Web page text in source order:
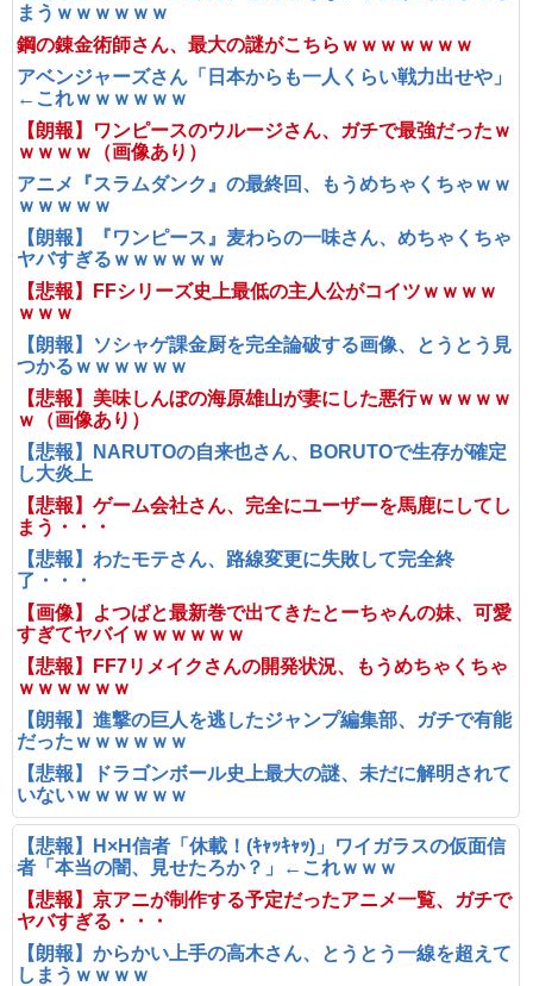
まうｗｗｗｗｗｗ
鋼の錬金術師さん、最大の謎がこちらｗｗｗｗｗｗｗ
アベンジャーズさん「日本からも一人くらい戦力出せや」
←これｗｗｗｗｗｗ
【朗報】ワンピースのウルージさん、ガチで最強だったｗ
ｗｗｗｗ（画像あり）
アニメ『スラムダンク』の最終回、もうめちゃくちゃｗｗ
ｗｗｗｗｗ
【朗報】『ワンピース』麦わらの一味さん、めちゃくちゃ
ヤバすぎるｗｗｗｗｗｗ
【悲報】FFシリーズ史上最低の主人公がコイツｗｗｗｗ
ｗｗｗ
【朗報】ソシャゲ課金厨を完全論破する画像、とうとう見
つかるｗｗｗｗｗｗ
【悲報】美味しんぼの海原雄山が妻にした悪行ｗｗｗｗｗ
ｗ（画像あり）
【悲報】NARUTOの自来也さん、BORUTOで生存が確定
し大炎上
【悲報】ゲーム会社さん、完全にユーザーを馬鹿にしてし
まう・・・
【悲報】わたモテさん、路線変更に失敗して完全終
了・・・
【画像】よつばと最新巻で出てきたとーちゃんの妹、可愛
すぎてヤバイｗｗｗｗｗｗ
【悲報】FF7リメイクさんの開発状況、もうめちゃくちゃ
ｗｗｗｗｗｗ
【朗報】進撃の巨人を逃したジャンプ編集部、ガチで有能
だったｗｗｗｗｗｗ
【悲報】ドラゴンボール史上最大の謎、未だに解明されて
いないｗｗｗｗｗｗ
【悲報】H×H信者「休載！(ｷｬｯｷｬｯ)」ワイガラスの仮面信
者「本当の闇、見せたろか？」←これｗｗｗ
【悲報】京アニが制作する予定だったアニメ一覧、ガチで
ヤバすぎる・・・
【朗報】からかい上手の高木さん、とうとう一線を超えて
しまうｗｗｗｗ